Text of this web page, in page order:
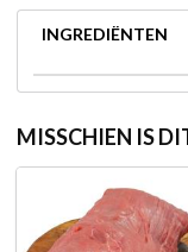
INGREDIËNTEN
MISSCHIEN IS